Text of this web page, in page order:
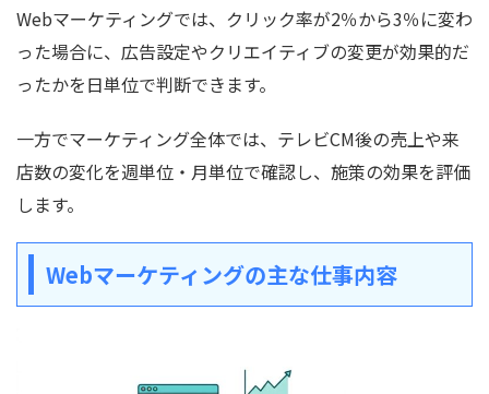
Webマーケティングでは、クリック率が2％から3％に変わ
った場合に、広告設定やクリエイティブの変更が効果的だ
ったかを日単位で判断できます。
一方でマーケティング全体では、テレビCM後の売上や来
店数の変化を週単位・月単位で確認し、施策の効果を評価
します。
Webマーケティングの主な仕事内容